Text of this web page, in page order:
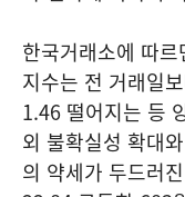
한국거래소에 따
지수는 전 거래일
1.46 떨어지는 등
외 불확실성 확대
의 약세가 두드러